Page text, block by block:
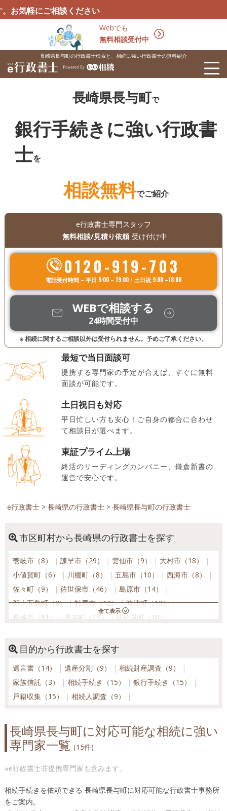
Webでも
無料相談受付中
談ください
長崎県長与町の行政書士検索と、相続に強い行政書士の無料紹介
長崎県長与町で
銀行手続きに強い行政書
士を
相談無料でご紹介
e行政書士専門スタッフ
無料相談/見積り依頼 受け付け中
0120-919-703
電話受付時間 – 平日 9:00 – 19:00 / 土日祝 9:00 –18:00
WEBで相談する
24時間受付中
※ 相続に関するご相談以外は受付られません。予めご了承ください。
最短で当日面談可
提携する専門家の予定が合えば、すぐに無料
面談が可能です。
土日祝日も対応
平日忙しい方も安心！ご自身の都合に合わせ
て相談日が選べます。
東証プライム上場
終活のリーディングカンパニー、鎌倉新書の
運営で安心です。
e行政書士> 長崎県の行政書士> 長崎県長与町の行政書士
市区町村から長崎県の行政書士を探す
壱岐市（8） 諫早市（29） 雲仙市（9）
大村市（18）
小値賀町（6）
川棚町（8） 五島市（10）
西海市（8）
佐々町（9）
佐世保市（46）
島原市（14）
新上五島町（8）
対馬市（12）
時津町（13）
長崎市（81）
長与町（15）
波佐見町（10）
南島原市（12）
目的から行政書士を探す
遺言書（14） 遺産分割（9）
相続財産調査（9）
家族信託（3）
相続手続き（15）
銀行手続き（15）
戸籍収集（15）
相続人調査（9）
長崎県長与町に対応可能な相続に強い
専門家一覧 (15件)
※e行政書士非提携専門家も含みます。
相続手続きを依頼できる 長崎県長与町に対応可能な行政書士事務所
をご案内。